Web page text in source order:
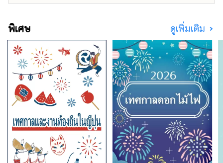
สงบ มีเตียง Simmons นุ่มสบาย และห้องน้ำแบบ
ฝักบัวเรนชาวเวอร์ แต่ไม่มีอ่างอาบน้ำ ล็อบบี้เลา
นจ์ของโรงแรมมีโต๊ะขนาดใหญ่ ไมโครเวฟ เตาอบ
ปิ้งขนมปัง เครื่องชงกาแฟ ชาญี่ปุ่น และซุปมิโซะ
พักผ่อนในห้องพักและเพลิดเพลินไปกับสินค้าที่ซื้อ
จากจุดบริการริมถนน ซูเปอร์มาร์เก็ตในท้องถิ่น
โรงกลั่นไวน์ และโรงกลั่นสาเกในเลานจ์ล็อบบี้
หลังจากเพลิดเพลินไปกับพื้นที่จนพอใจแล้ว ให้ใช้
เวลาพักผ่อนที่โรงแรมสักพัก เหมือนกับว่าคุณได้
กลับมาถึงบ้าน พร้อม Wi-Fi ความเร็วสูงฟรี และ
โต๊ะที่มีปลั๊กไฟ เหมาะสำหรับการทำงานเป็นอย่าง
ยิ่ง เพลิดเพลินไปกับรูปแบบการเดินทางใหม่ที่ให้
คุณสามารถท่องเที่ยวไปทั่วญี่ปุ่นได้อย่างอิสระ
พร้อมสัมผัสกับเสน่ห์ของแต่ละภูมิภาค
พิเศษ ดูเพิ่มเติม